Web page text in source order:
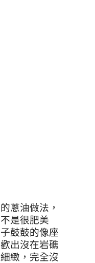
蔥油做法，
是很肥美
鼓鼓的像座
出沒在岩礁
緻，完全沒